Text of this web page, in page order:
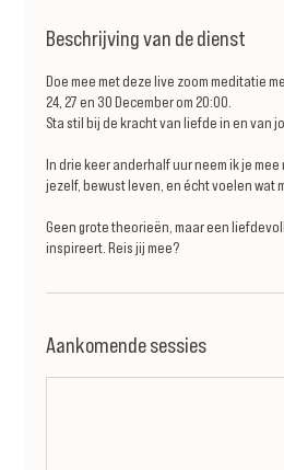
Beschrijving van de dienst
Doe mee met deze live zoom meditatie
24, 27 en 30 December om 20:00.
Sta stil bij de kracht van liefde in en van
In drie keer anderhalf uur neem ik je
jezelf, bewust leven, en écht voelen wat
Geen grote theorieën, maar een
inspireert. Reis jij mee?
Aankomende sessies